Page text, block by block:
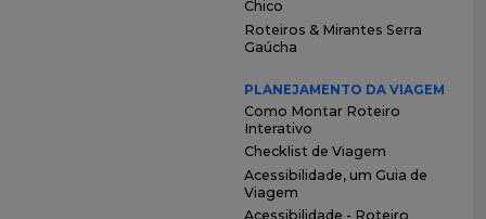
Chico
Roteiros & Mirantes Serra
Gaúcha
PLANEJAMENTO DA VIAGEM
Como Montar Roteiro
Interativo
Checklist de Viagem
Acessibilidade, um Guia de
Viagem
Acessibilidade - Roteiro